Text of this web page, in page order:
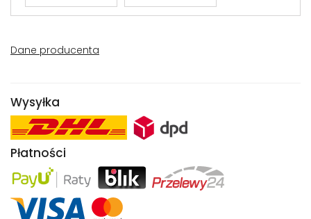
Dane producenta
Wysyłka
Płatności